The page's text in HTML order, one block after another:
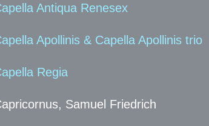
Antiqua Renesex
Apollinis & Capella Apollinis trio
Regia
Samuel Friedrich